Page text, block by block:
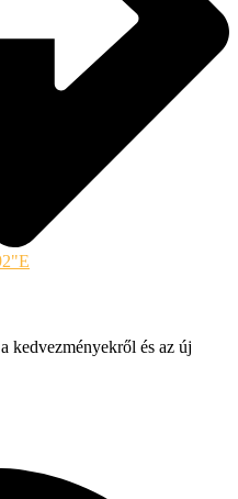
kedvezményekről és az új